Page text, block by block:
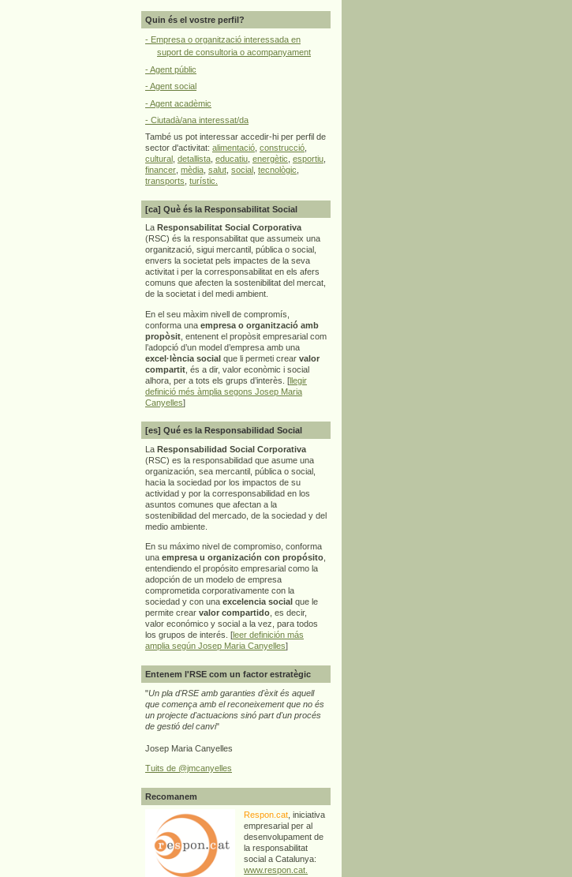
Quin és el vostre perfil?
- Empresa o organització interessada en
suport de consultoria o acompanyament
- Agent públic
- Agent social
- Agent acadèmic
- Ciutadà/ana interessat/da
També us pot interessar accedir-hi per perfil de
sector d'activitat: alimentació construcció
cultural detallista educatiu energètic esportiu
financer mèdia salut social tecnològic
transports turístic.
[ca] Què és la Responsabilitat Social
La Responsabilitat Social Corporativa
(RSC) és la responsabilitat que assumeix una
organització, sigui mercantil, pública o social,
envers la societat pels impactes de la seva
activitat i per la corresponsabilitat en els afers
comuns que afecten la sostenibilitat del mercat,
de la societat i del medi ambient.
En el seu màxim nivell de compromís,
conforma una empresa o organització amb
propòsit , entenent el propòsit empresarial com
l’adopció d’un model d’empresa amb una
excel·lència social que li permeti crear valor
compartit , és a dir, valor econòmic i social
alhora, per a tots els grups d’interès. [llegir
definició més àmplia segons Josep Maria
Canyelles]
[es] Qué es la Responsabilidad Social
La Responsabilidad Social Corporativa
(RSC) es la responsabilidad que asume una
organización, sea mercantil, pública o social,
hacia la sociedad por los impactos de su
actividad y por la corresponsabilidad en los
asuntos comunes que afectan a la
sostenibilidad del mercado, de la sociedad y del
medio ambiente.
En su máximo nivel de compromiso, conforma
una empresa u organización con propósito
entendiendo el propósito empresarial como la
adopción de un modelo de empresa
comprometida corporativamente con la
sociedad y con una excelencia social que le
permite crear valor compartido , es decir,
valor económico y social a la vez, para todos
los grupos de interés. [leer definición más
amplia según Josep Maria Canyelles]
Entenem l'RSE com un factor estratègic
"Un pla d'RSE amb garanties d'èxit és aquell
que comença amb el reconeixement que no és
un projecte d'actuacions sinó part d'un procés
de gestió del canvi"
Josep Maria Canyelles
Tuits de @jmcanyelles
Recomanem
Respon.cat , iniciativa
empresarial per al
desenvolupament de
la responsabilitat
social a Catalunya:
www.respon.cat.